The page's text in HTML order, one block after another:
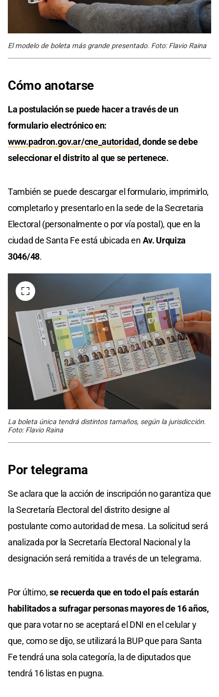
El modelo de boleta más grande presentado. Foto: Flavio Raina
Cómo anotarse
La postulación se puede hacer a través de un
formulario electrónico en:
www.padron.gov.ar/cne_autoridad, donde se debe
seleccionar el distrito al que se pertenece.
También se puede descargar el formulario, imprimirlo,
completarlo y presentarlo en la sede de la Secretaria
Electoral (personalmente o por vía postal), que en la
ciudad de Santa Fe está ubicada en Av. Urquiza
3046/48.
La boleta única tendrá distintos tamaños, según la jurisdicción.
Foto: Flavio Raina
Por telegrama
Se aclara que la acción de inscripción no garantiza que
la Secretaría Electoral del distrito designe al
postulante como autoridad de mesa. La solicitud será
analizada por la Secretaría Electoral Nacional y la
designación será remitida a través de un telegrama.
Por último,se recuerda que en todo el país estarán
habilitados a sufragar personas mayores de 16 años,
que para votar no se aceptará el DNI en el celular y
que, como se dijo, se utilizará la BUP que para Santa
Fe tendrá una sola categoría, la de diputados que
tendrá 16 listas en pugna.